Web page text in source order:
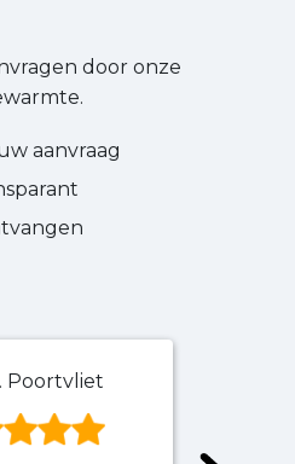
door onze
aanvraag
Poortvliet